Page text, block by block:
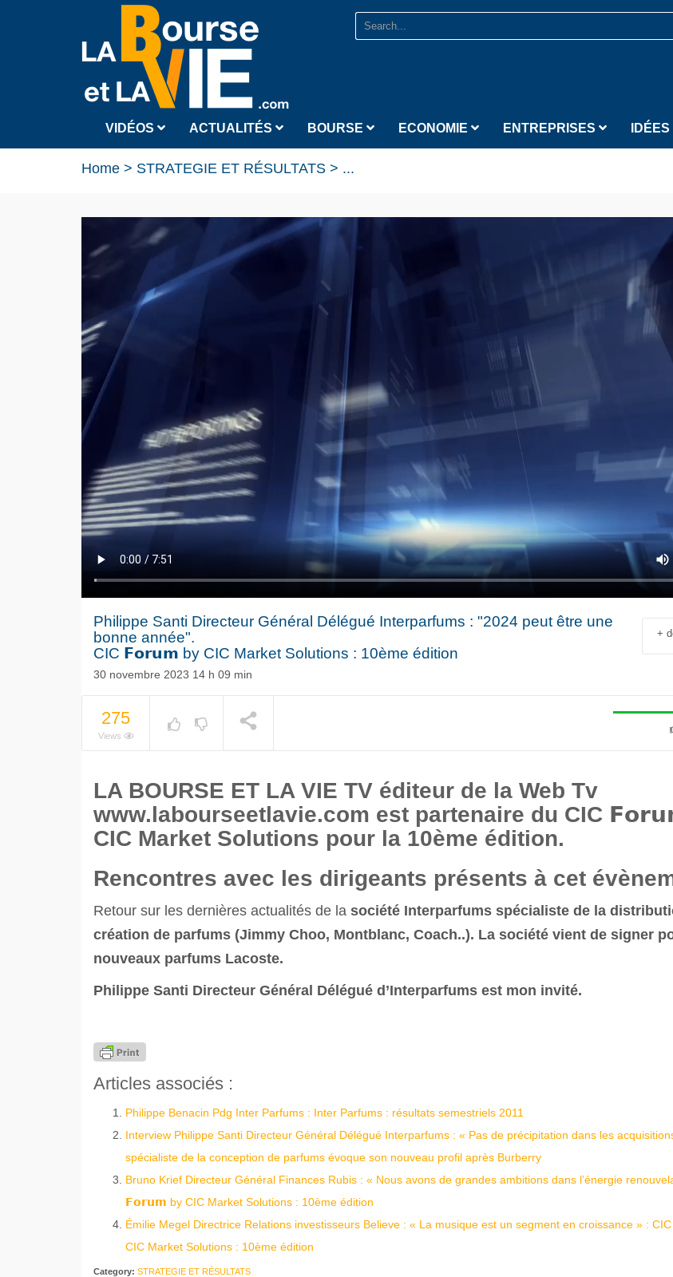
VIDÉOS ACTUALITÉS BOURSE ECONOMIE ENTREPRISES IDÉES
Home > STRATEGIE ET RÉSULTATS > ...
Lecteur vidéo
NOW PLAYING
Philippe Santi Directeur Général Délégué Interparfums : "2024 peut être une
bonne année".
CIC 𝗙𝗼𝗿𝘂𝗺 by CIC Market Solutions : 10ème édition
30 novembre 2023 14 h 09 min
+
275
Views
LA BOURSE ET LA VIE TV éditeur de la Web Tv
www.labourseetlavie.com est partenaire du CIC
CIC Market Solutions pour la 10ème édition.
Rencontres avec les dirigeants présents à cet
Retour sur les dernières actualités de la société Interparfums spécialiste de la
création de parfums (Jimmy Choo, Montblanc, Coach..). La société vient de signer
nouveaux parfums Lacoste.
Philippe Santi Directeur Général Délégué d’Interparfums est mon invité.
Articles associés :
Philippe Benacin Pdg Inter Parfums : Inter Parfums : résultats semestriels 2011
Interview Philippe Santi Directeur Général Délégué Interparfums : « Pas de précipitation dans les
spécialiste de la conception de parfums évoque son nouveau profil après Burberry
Bruno Krief Directeur Général Finances Rubis : « Nous avons de grandes ambitions dans l’énergie
𝗙𝗼𝗿𝘂𝗺 by CIC Market Solutions : 10ème édition
Émilie Megel Directrice Relations investisseurs Believe : « La musique est un segment en croissance » :
CIC Market Solutions : 10ème édition
Category: STRATEGIE ET RÉSULTATS